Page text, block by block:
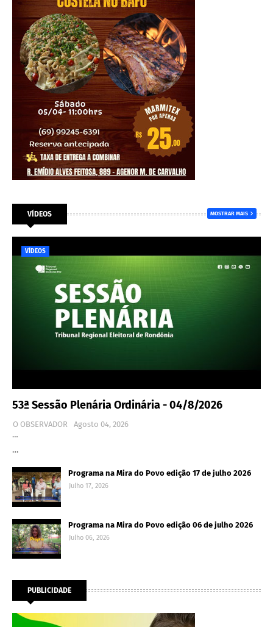
VÍDEOS MOSTRAR MAIS
VÍDEOS
53ª Sessão Plenária Ordinária - 04/8/2026
O OBSERVADOR
Agosto 04, 2026
…
…
Programa na Mira do Povo edição 17 de julho 2026
Julho 17, 2026
Programa na Mira do Povo edição 06 de julho 2026
Julho 06, 2026
PUBLICIDADE